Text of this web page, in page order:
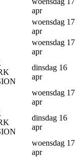
apr
woensdag 17
apr
woensdag 17
apr
dinsdag 16
apr
woensdag 17
apr
dinsdag 16
apr
woensdag 17
apr